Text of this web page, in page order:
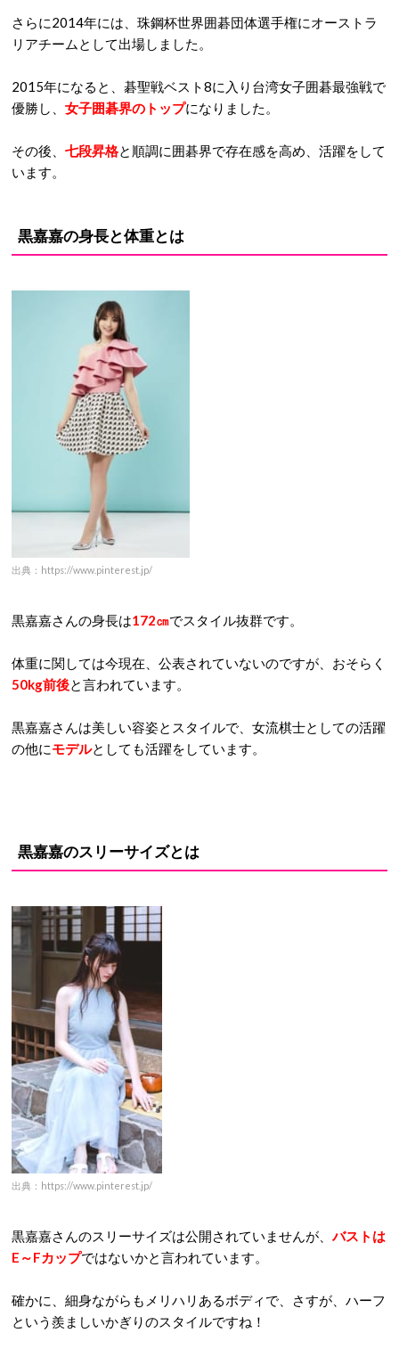
さらに2014年には、珠鋼杯世界囲碁団体選手権にオーストラ
リアチームとして出場しました。
2015年になると、碁聖戦ベスト8に入り台湾女子囲碁最強戦で
優勝し、 女子囲碁界のトップになりました。
その後、 七段昇格と順調に囲碁界で存在感を高め、活躍をして
います。
黒嘉嘉の身長と体重とは
出典：https://www.pinterest.jp/
黒嘉嘉さんの身長は172㎝でスタイル抜群です。
体重に関しては今現在、公表されていないのですが、おそらく
50kg前後と言われています。
黒嘉嘉さんは美しい容姿とスタイルで、女流棋士としての活躍
の他にモデルとしても活躍をしています。
黒嘉嘉のスリーサイズとは
出典：https://www.pinterest.jp/
黒嘉嘉さんのスリーサイズは公開されていませんが、バストは
E～Fカップではないかと言われています。
確かに、細身ながらもメリハリあるボディで、さすが、ハーフ
という羨ましいかぎりのスタイルですね！